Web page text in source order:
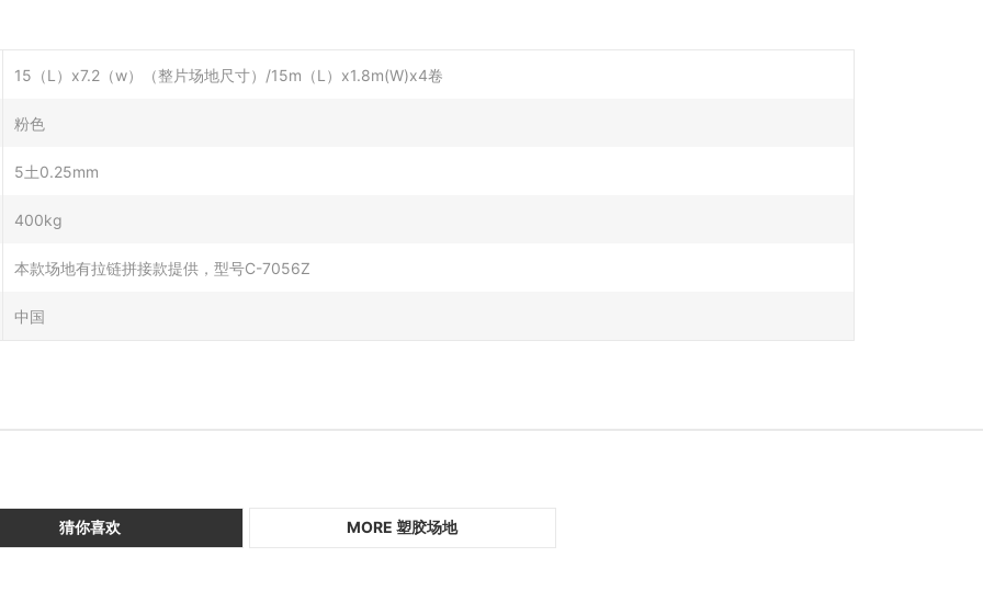
15（L）x7.2（w）（整片场地尺寸）/15m（L）x1.8m(W)x4卷
粉色
5⼟0.25mm
400kg
本款场地有拉链拼接款提供，型号C-7056Z
中国
猜你喜欢 MORE 塑胶场地